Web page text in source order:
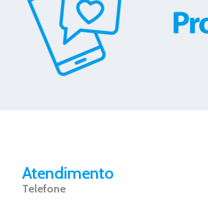
Atendimento
Telefone